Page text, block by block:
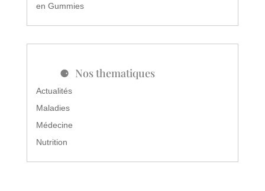
en Gummies
Nos thematiques
Actualités
Maladies
Médecine
Nutrition